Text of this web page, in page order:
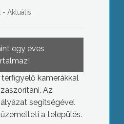
- Aktuális
egy éves
kamerákkal
Az
segítségével
a település.